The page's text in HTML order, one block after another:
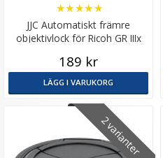
JJC Automatiskt främre
objektivlock för Ricoh GR IIIx
★★★★★
189 kr
LÄGG I VARUKORG
2 varianter